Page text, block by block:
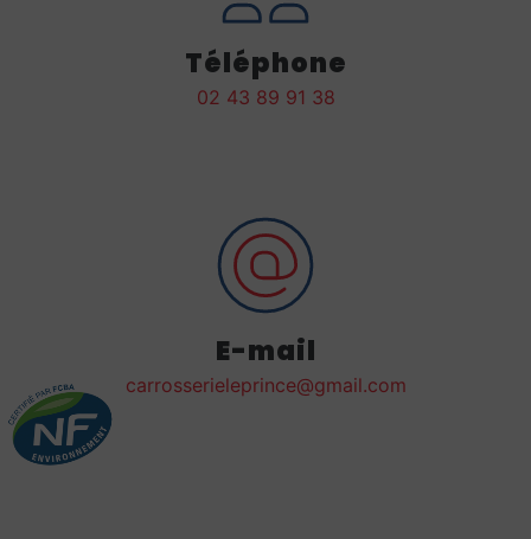
Téléphone
02 43 89 91 38
E-mail
carrosserieleprince@gmail.com